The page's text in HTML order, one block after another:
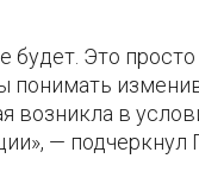
будет. Это
понимать
возникла в
— подчеркнул